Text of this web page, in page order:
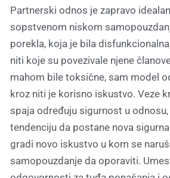
Partnerski odnos je zapravo
sopstvenom niskom
porekla, koja je bila
niti koje su povezivale njene
mahom bile toksične, sam model
kroz niti je korisno iskustvo. Veze
spaja određuju sigurnost u
tendenciju da postane nova
gradi novo iskustvo u kom se
samopouzdanje da oporaviti.